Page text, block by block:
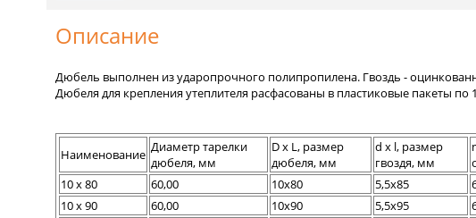
Описание
Дюбель выполнен из ударопрочного полипропилена. Гвоздь -
Дюбеля для крепления утеплителя расфасованы в пластиковые пакеты по
Наименование Диаметр тарелки
дюбеля, мм
D x L, размер
дюбеля, мм
d x l, размер
гвоздя, мм
10 x 80
60,00 10x80 5,5x85
10 x 90
60,00 10x90 5,5x95